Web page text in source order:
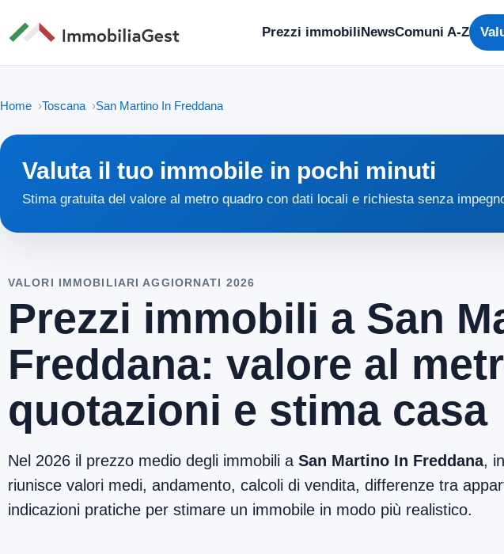
Prezzi immobiliNewsComuni A-Z
Home Toscana San Martino In Freddana
Valuta il tuo immobile in pochi minuti
Stima gratuita del valore al metro quadro con dati locali e richiesta senza
VALORI IMMOBILIARI AGGIORNATI 2026
Prezzi immobili a San
Freddana: valore al
quotazioni e stima casa
Nel 2026 il prezzo medio degli immobili a San Martino In Freddana,
riunisce valori medi, andamento, calcoli di vendita, differenze tra
indicazioni pratiche per stimare un immobile in modo più realistico.